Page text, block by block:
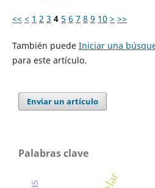
<< < 1 2 3 4 5 6 7 8 9 10 > >>
También puede Iniciar una
para este artículo.
Enviar un artículo
Palabras clave